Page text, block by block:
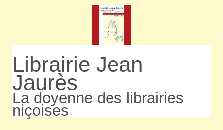
Librairie Jean
Jaurès
La doyenne des librairies
niçoises